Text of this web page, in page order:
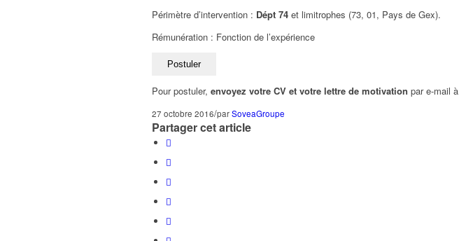
Périmètre d’intervention : Dépt 74 et limitrophes (73, 01, Pays de Gex).
Rémunération : Fonction de l’expérience
Pour postuler, envoyez votre CV et votre lettre de motivation par e-mail à
27 octobre 2016/parSoveaGroupe
Partager cet article